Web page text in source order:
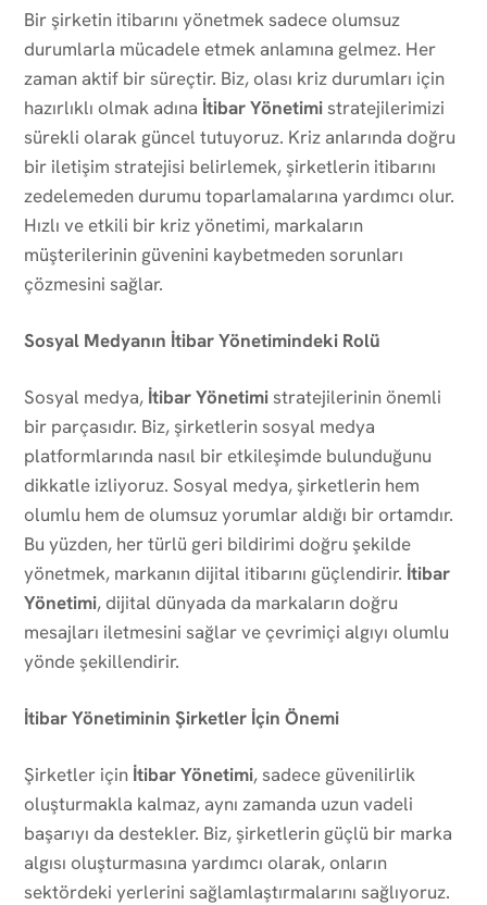
Bir şirketin itibarını yönetmek sadece olumsuz
durumlarla mücadele etmek anlamına gelmez. Her
zaman aktif bir süreçtir. Biz, olası kriz durumları için
hazırlıklı olmak adına İtibar Yönetimistratejilerimizi
sürekli olarak güncel tutuyoruz. Kriz anlarında doğru
bir iletişim stratejisi belirlemek, şirketlerin itibarını
zedelemeden durumu toparlamalarına yardımcı olur.
Hızlı ve etkili bir kriz yönetimi, markaların
müşterilerinin güvenini kaybetmeden sorunları
çözmesini sağlar.
Sosyal Medyanın İtibar Yönetimindeki Rolü
Sosyal medya, İtibar Yönetimistratejilerinin önemli
bir parçasıdır. Biz, şirketlerin sosyal medya
platformlarında nasıl bir etkileşimde bulunduğunu
dikkatle izliyoruz. Sosyal medya, şirketlerin hem
olumlu hem de olumsuz yorumlar aldığı bir ortamdır.
Bu yüzden, her türlü geri bildirimi doğru şekilde
yönetmek, markanın dijital itibarını güçlendirir. İtibar
Yönetimi, dijital dünyada da markaların doğru
mesajları iletmesini sağlar ve çevrimiçi algıyı olumlu
yönde şekillendirir.
İtibar Yönetiminin Şirketler İçin Önemi
Şirketler için İtibar Yönetimi, sadece güvenilirlik
oluşturmakla kalmaz, aynı zamanda uzun vadeli
başarıyı da destekler. Biz, şirketlerin güçlü bir marka
algısı oluşturmasına yardımcı olarak, onların
sektördeki yerlerini sağlamlaştırmalarını sağlıyoruz.